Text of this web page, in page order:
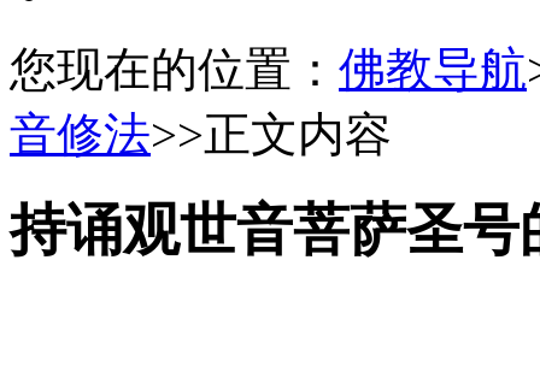
您现在的位置： 佛教导航
音修法>>正文内容
持诵观世音菩萨圣号